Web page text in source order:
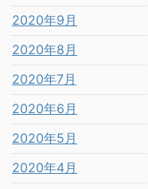
2020年9月
2020年8月
2020年7月
2020年6月
2020年5月
2020年4月